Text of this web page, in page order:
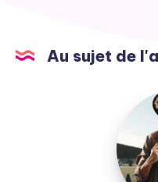
Au sujet de